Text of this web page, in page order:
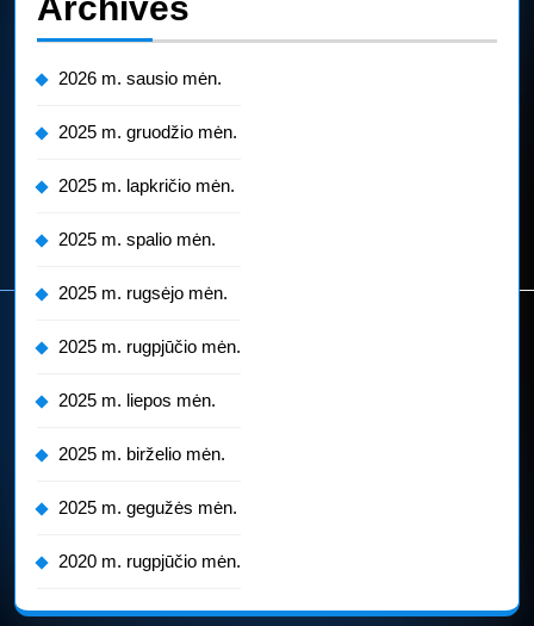
2026 m. sausio mėn.
2025 m. gruodžio mėn.
2025 m. lapkričio mėn.
2025 m. spalio mėn.
2025 m. rugsėjo mėn.
2025 m. rugpjūčio mėn.
2025 m. liepos mėn.
2025 m. birželio mėn.
2025 m. gegužės mėn.
2020 m. rugpjūčio mėn.